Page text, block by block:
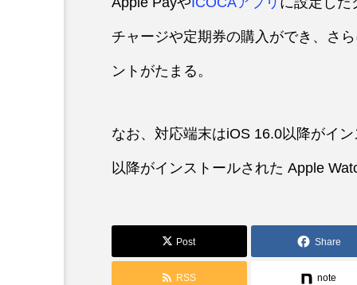
チャージや定期券の購入ができ、さ
ントがたまる。
なお、対応端末はiOS 16.0以降がイ
以降がインストールされた Apple
Post Share
RSS note